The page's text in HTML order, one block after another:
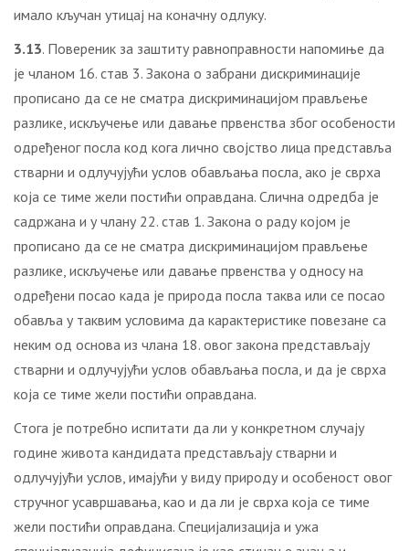
имало кључан утицај на коначну одлуку.
3.13. Повереник за заштиту равноправности напомиње да
је чланом 16. став 3. Закона о забрани дискриминације
прописано да се не сматра дискриминацијом прављење
разлике, искључење или давање првенства због особености
одређеног посла код кога лично својство лица представља
стварни и одлучујући услов обављања посла, ако је сврха
која се тиме жели постићи оправдана. Слична одредба је
садржана и у члану 22. став 1. Закона о раду којом је
прописано да се не сматра дискриминацијом прављење
разлике, искључење или давање првенства у односу на
одређени посао када је природа посла таква или се посао
обавља у таквим условима да карактеристике повезане са
неким од основа из члана 18. овог закона представљају
стварни и одлучујући услов обављања посла, и да је сврха
која се тиме жели постићи оправдана.
Стога је потребно испитати да ли у конкретном случају
године живота кандидата представљају стварни и
одлучујући услов, имајући у виду природу и особеност овог
стручног усавршавања, као и да ли је сврха која се тиме
жели постићи оправдана. Специјализација и ужа